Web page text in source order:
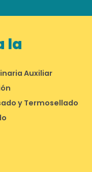
la
Auxiliar
y Termosellado